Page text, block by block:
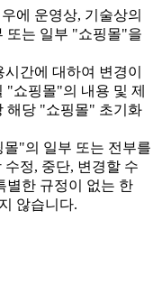
에 운영상, 기술상의
또는 일부 "쇼핑몰"을
간에 대하여 변경이
"쇼핑몰"의 내용 및 제
해당 "쇼핑몰" 초기화
"의 일부 또는 전부를
정, 중단, 변경할 수
별한 규정이 없는 한
않습니다.